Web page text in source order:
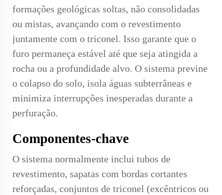
formações geológicas soltas, não consolidadas
ou mistas, avançando com o revestimento
juntamente com o triconel. Isso garante que o
furo permaneça estável até que seja atingida a
rocha ou a profundidade alvo. O sistema previne
o colapso do solo, isola águas subterrâneas e
minimiza interrupções inesperadas durante a
perfuração.
Componentes-chave
O sistema normalmente inclui tubos de
revestimento, sapatas com bordas cortantes
reforçadas, conjuntos de triconel (excêntricos ou